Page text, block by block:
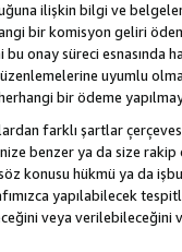
ilişkin bilgi ve
bir komisyon geliri
süreci esnasında
uyumlu
bir ödeme
farklı şartlar
benzer ya da size
konusu hükmü ya da
yapılabilecek
veya verilebileceğini